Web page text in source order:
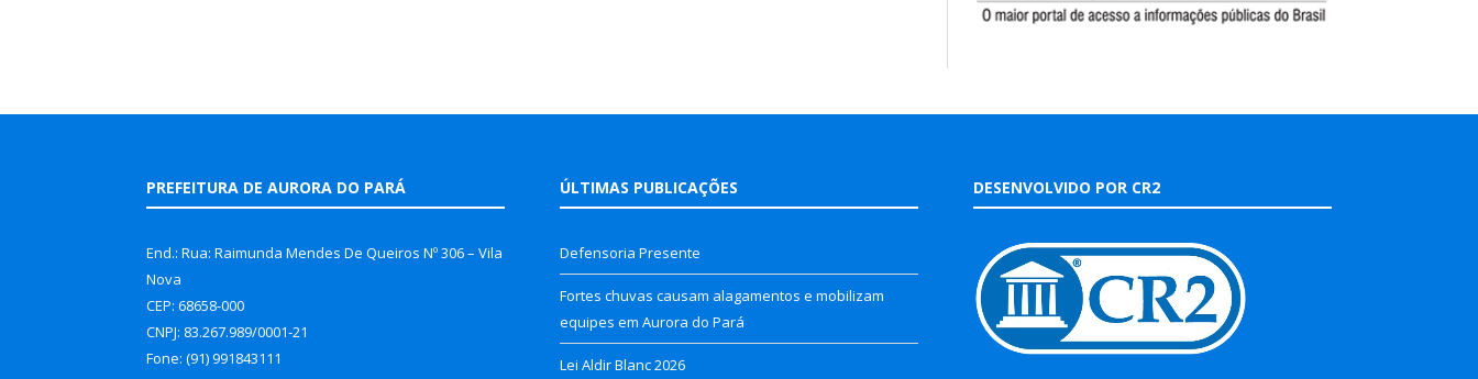
PREFEITURA DE AURORA DO PARÁ
End.: Rua: Raimunda Mendes De Queiros Nº 306 – Vila
Nova
CEP: 68658-000
CNPJ: 83.267.989/0001-21
Fone: (91) 991843111
ÚLTIMAS PUBLICAÇÕES
Defensoria Presente
Fortes chuvas causam alagamentos e mobilizam
equipes em Aurora do Pará
Lei Aldir Blanc 2026
DESENVOLVIDO POR CR2